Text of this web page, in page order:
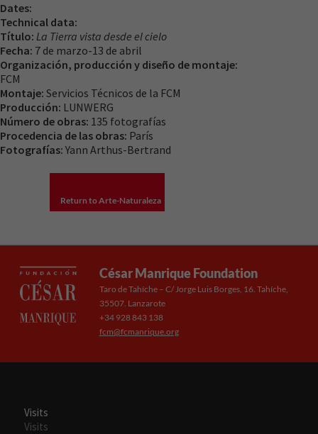
Dates:
Technical data:
Título: La Tierra vista desde el cielo
Fecha: 7 de marzo-13 de abril
Organización, producción y diseño de montaje:
FCM
Montaje: Servicios Técnicos de la FCM
Producción: LUNWERG
Número de obras: 135 fotografías
Procedencia de las obras: París
Fotografías: Yann Arthus-Bertrand
Return to Arte-Naturaleza
César Manrique Foundation
Taro de Tahíche – C/ Jorge Luis Borges, 16. Tahíche,
35507. Lanzarote
+34 928 843 138
fcm@fcmanrique.org
Visits
Visits
cookies no
durante tu
visita. Si
desaparecerán